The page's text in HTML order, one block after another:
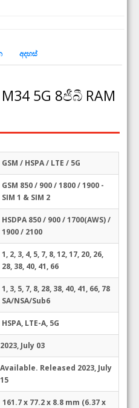
අදහස්
5G 8ජීබී RAM
GSM / HSPA / LTE / 5G
GSM 850 / 900 / 1800 / 1900 -
SIM 1 & SIM 2
HSDPA 850 / 900 / 1700(AWS) /
1900 / 2100
1, 2, 3, 4, 5, 7, 8, 12, 17, 20, 26,
28, 38, 40, 41, 66
1, 3, 5, 7, 8, 28, 38, 40, 41, 66, 78
SA/NSA/Sub6
HSPA, LTE-A, 5G
2023, July 03
Available. Released 2023, July
15
161.7 x 77.2 x 8.8 mm (6.37 x